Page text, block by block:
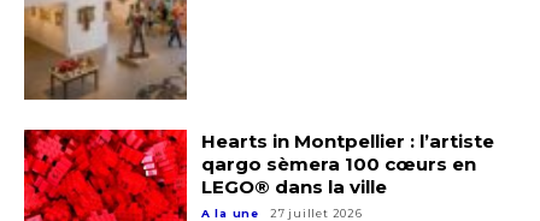
Adresse email*
Hearts in Montpellier : l’artiste
qargo sèmera 100 cœurs en
LEGO® dans la ville
A la une 27 juillet 2026